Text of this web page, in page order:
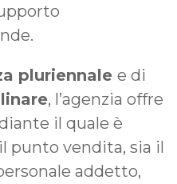
pluriennale e di
, l’agenzia offre
il quale è
punto vendita, sia il
addetto,